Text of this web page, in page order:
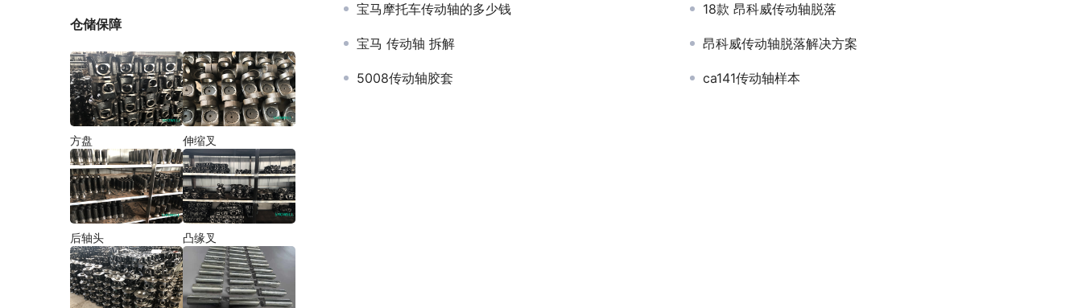
宝马摩托车传动轴的多少钱 18款 昂科威传动轴脱落
宝马 传动轴 拆解 昂科威传动轴脱落解决方案
5008传动轴胶套 ca141传动轴样本
仓储保障
方盘 伸缩叉
后轴头 凸缘叉